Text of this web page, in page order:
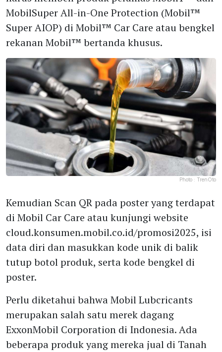
MobilSuper All-in-One Protection (Mobil™
Super AIOP) di Mobil™ Car Care atau bengkel
rekanan Mobil™ bertanda khusus.
Photo : TrenOto
Kemudian Scan QR pada poster yang terdapat
di Mobil Car Care atau kunjungi website
cloud.konsumen.mobil.co.id/promosi2025, isi
data diri dan masukkan kode unik di balik
tutup botol produk, serta kode bengkel di
poster.
Perlu diketahui bahwa Mobil Lubcricants
merupakan salah satu merek dagang
ExxonMobil Corporation di Indonesia. Ada
beberapa produk yang mereka jual di Tanah